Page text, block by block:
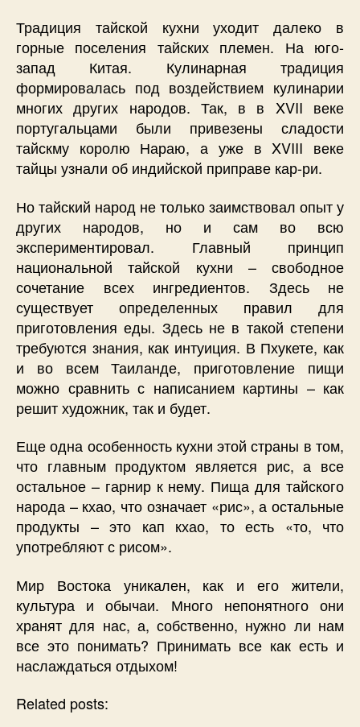
Традиция тайской кухни уходит далеко в
горные поселения тайских племен. На юго-
запад Китая. Кулинарная традиция
формировалась под воздействием кулинарии
многих других народов. Так, в в XVII веке
португальцами были привезены сладости
тайскму королю Нараю, а уже в XVIII веке
тайцы узнали об индийской приправе кар-ри.
Но тайский народ не только заимствовал опыт у
других народов, но и сам во всю
экспериментировал. Главный принцип
национальной тайской кухни – свободное
сочетание всех ингредиентов. Здесь не
существует определенных правил для
приготовления еды. Здесь не в такой степени
требуются знания, как интуиция. В Пхукете, как
и во всем Таиланде, приготовление пищи
можно сравнить с написанием картины – как
решит художник, так и будет.
Еще одна особенность кухни этой страны в том,
что главным продуктом является рис, а все
остальное – гарнир к нему. Пища для тайского
народа – кхао, что означает «рис», а остальные
продукты – это кап кхао, то есть «то, что
употребляют с рисом».
Мир Востока уникален, как и его жители,
культура и обычаи. Много непонятного они
хранят для нас, а, собственно, нужно ли нам
все это понимать? Принимать все как есть и
наслаждаться отдыхом!
Related posts: